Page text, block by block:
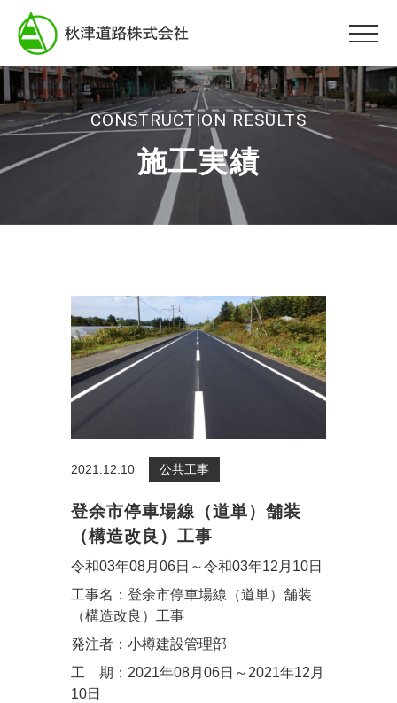
CONSTRUCTION RESULTS
施工実績
2021.12.10 公共工事
登余市停車場線（道単）舗装
（構造改良）工事
令和03年08月06日～令和03年12月10日
工事名：登余市停車場線（道単）舗装
（構造改良）工事
発注者：小樽建設管理部
工 期：2021年08月06日～2021年12月
10日